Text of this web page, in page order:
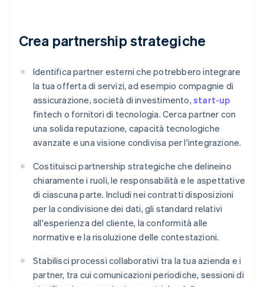
Crea partnership strategiche
Identifica partner esterni che potrebbero integrare
la tua offerta di servizi, ad esempio compagnie di
assicurazione, società di investimento, start-up
fintech o fornitori di tecnologia. Cerca partner con
una solida reputazione, capacità tecnologiche
avanzate e una visione condivisa per l'integrazione.
Costituisci partnership strategiche che delineino
chiaramente i ruoli, le responsabilità e le aspettative
di ciascuna parte. Includi nei contratti disposizioni
per la condivisione dei dati, gli standard relativi
all'esperienza del cliente, la conformità alle
normative e la risoluzione delle contestazioni.
Stabilisci processi collaborativi tra la tua azienda e i
partner, tra cui comunicazioni periodiche, sessioni di